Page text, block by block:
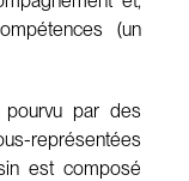
(un
pourvu par des
représentées
est composé